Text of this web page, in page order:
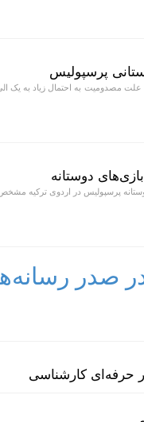
پرسپولیس
دوستانه
صدر
حرفه‌ای کارشناسی